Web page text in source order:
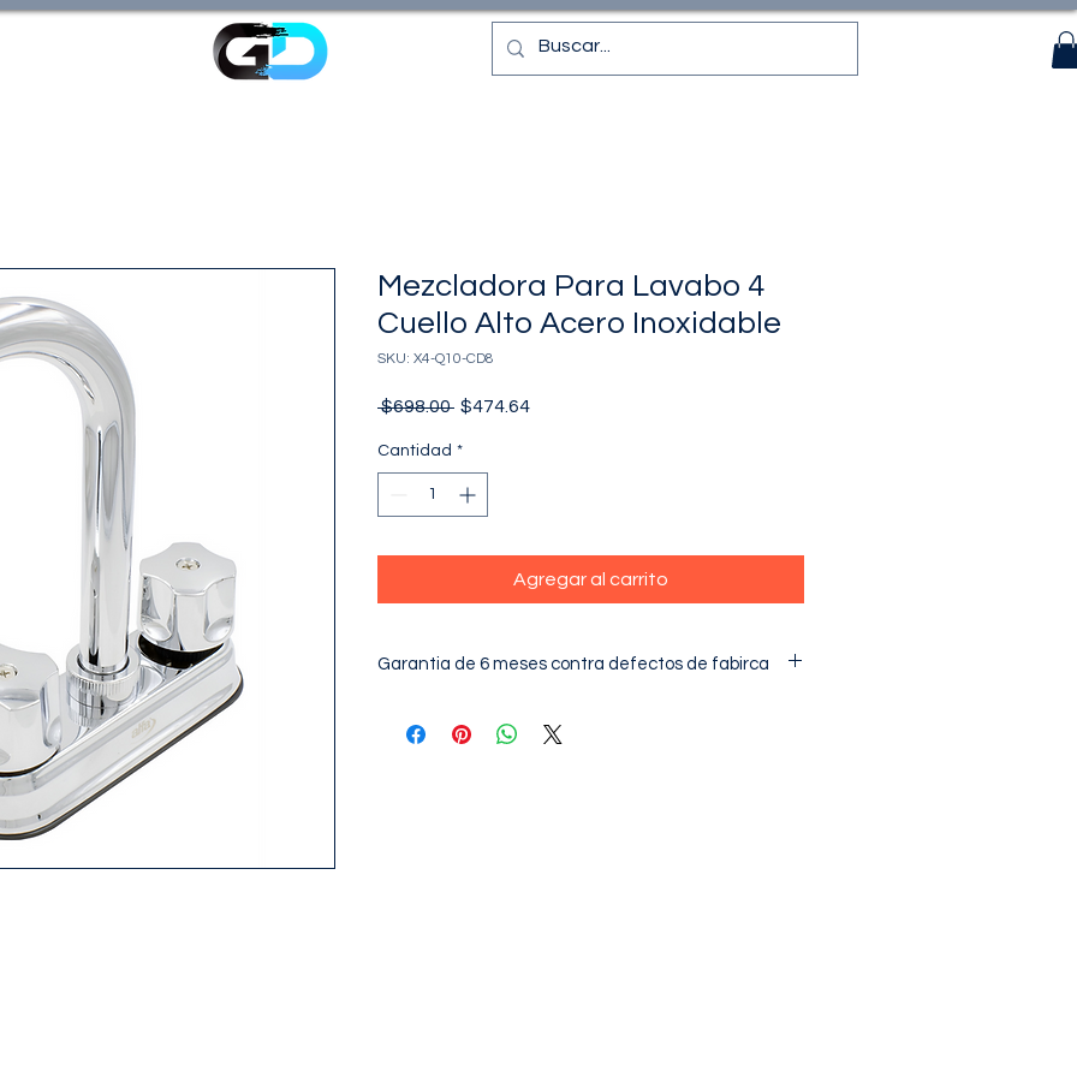
Mezcladora Para Lavabo 4
Cuello Alto Acero Inoxidable
SKU: X4-Q10-CD8
$698.00 Precio
$474.64Precio
Cantidad *
Agregar al carrito
Garantia de 6 meses contra defectos de fabirca